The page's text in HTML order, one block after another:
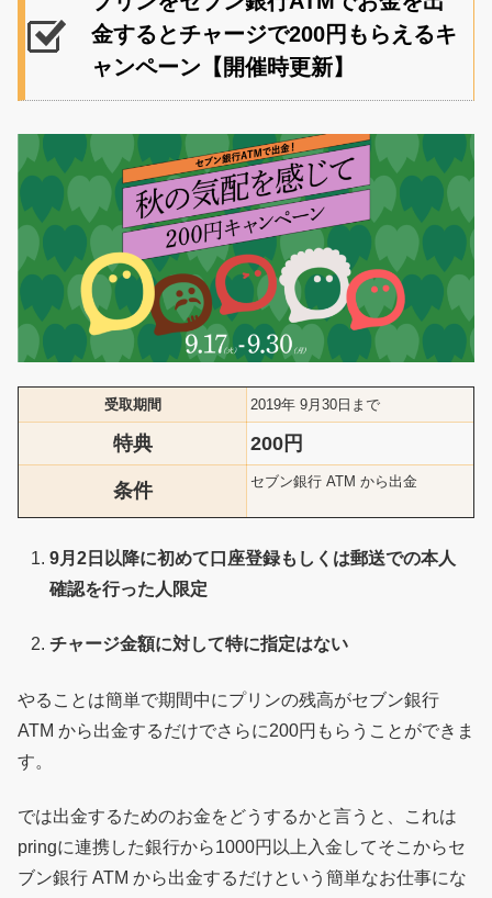
金するとチャージで200円もらえるキ
ャンペーン【開催時更新】
受取期間 2019年 9月30日まで
特典 200円
条件 セブン銀行 ATM から出金
9月2日以降に初めて口座登録もしくは郵送での本人
確認を行った人限定
チャージ金額に対して特に指定はない
やることは簡単で期間中にプリンの残高がセブン銀行
ATM から出金するだけでさらに200円もらうことができま
す。
では出金するためのお金をどうするかと言うと、これは
pringに連携した銀行から1000円以上入金してそこからセ
ブン銀行 ATM から出金するだけという簡単なお仕事にな